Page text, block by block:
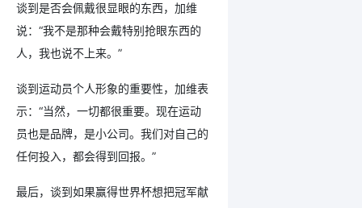
谈到是否会佩戴很显眼的东西，加维
说：“我不是那种会戴特别抢眼东西的
人，我也说不上来。”
谈到运动员个人形象的重要性，加维表
示：“当然，一切都很重要。现在运动
员也是品牌，是小公司。我们对自己的
任何投入，都会得到回报。”
最后，谈到如果赢得世界杯想把冠军献